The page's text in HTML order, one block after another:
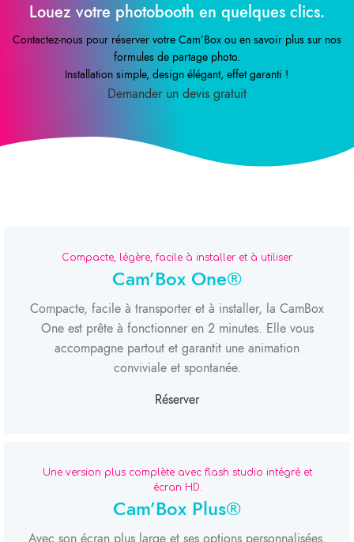
Louez votre photobooth en quelques clics.
Contactez-nous pour réserver votre Cam’Box ou en savoir plus sur nos
formules de partage photo.
Installation simple, design élégant, effet garanti !
Demander un devis gratuit
Compacte, légère, facile à installer et à utiliser.
Cam’Box One®
Compacte, facile à transporter et à installer, la CamBox
One est prête à fonctionner en 2 minutes. Elle vous
accompagne partout et garantit une animation
conviviale et spontanée.
Réserver
Une version plus complète avec flash studio intégré et
écran HD.
Cam’Box Plus®